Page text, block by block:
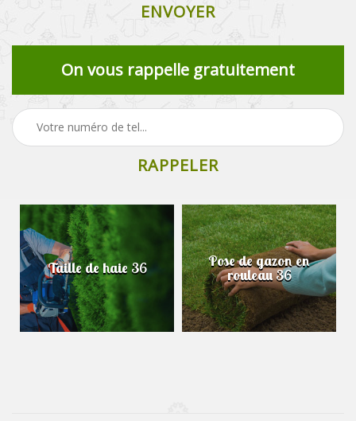
On vous rappelle gratuitement
Taille de haie 36 Pose de gazon en
rouleau 36